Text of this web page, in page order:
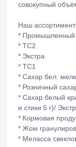
совокупный
Наш
* Промышленный
* ТС2
* Экстра
* ТС1
* Сахар бел.
* Розничный
* Сахар белый
и стики 5 г)/
* Кормовая
* Жом
* Меласса